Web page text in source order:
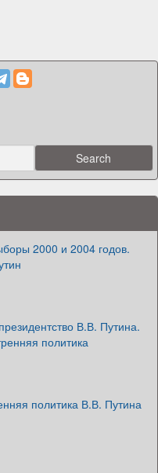
2000 и 2004 годов.
В.В. Путина.
политика
политика В.В. Путина